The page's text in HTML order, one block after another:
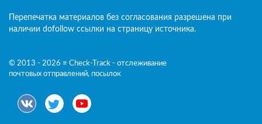
Перепечатка материалов без согласования разрешена при
наличии dofollow ссылки на страницу источника.
© 2013 - 2026 ≡ Check-Track - отслеживание
почтовых отправлений, посылок